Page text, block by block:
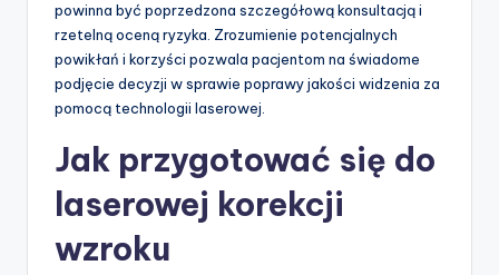
powinna być poprzedzona szczegółową konsultacją i
rzetelną oceną ryzyka. Zrozumienie potencjalnych
powikłań i korzyści pozwala pacjentom na świadome
podjęcie decyzji w sprawie poprawy jakości widzenia za
pomocą technologii laserowej.
Jak przygotować się do
laserowej korekcji
wzroku